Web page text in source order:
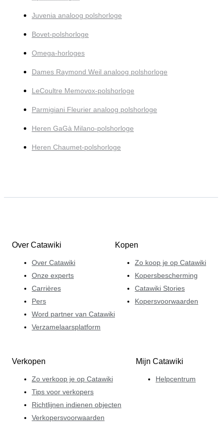
Juvenia analoog polshorloge
Bovet-polshorloge
Omega-horloges
Dames Raymond Weil analoog polshorloge
LeCoultre Memovox-polshorloge
Parmigiani Fleurier analoog polshorloge
Heren GaGà Milano-polshorloge
Heren Chaumet-polshorloge
Over Catawiki
Over Catawiki
Onze experts
Carrières
Pers
Word partner van Catawiki
Verzamelaarsplatform
Kopen
Zo koop je op Catawiki
Kopersbescherming
Catawiki Stories
Kopersvoorwaarden
Verkopen
Zo verkoop je op Catawiki
Tips voor verkopers
Richtlijnen indienen objecten
Verkopersvoorwaarden
Mijn Catawiki
Helpcentrum